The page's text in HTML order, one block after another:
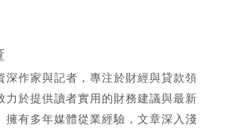
深作家與記者，專注於財經與貸款領
力於提供讀者實用的財務建議與最新
擁有多年媒體從業經驗，文章深入淺